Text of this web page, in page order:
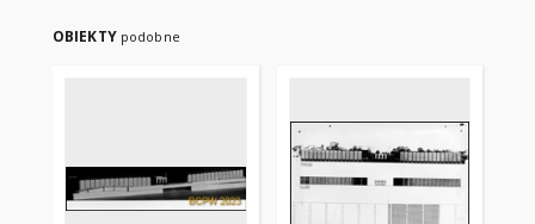
OBIEKTY podobne